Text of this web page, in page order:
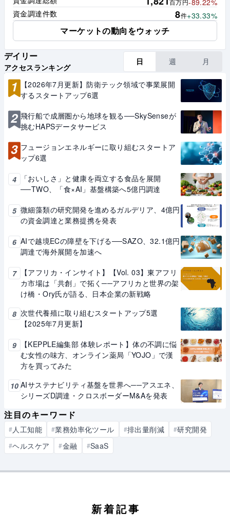
百万円-89.22%
資金調達件数
8件+33.33%
マーケットの動向をウォッチ
デイリー
アクセスランキング
日 週 月
1
【2026年7月更新】防衛テック領域で事業展開
するスタートアップ6選
2 飛行船で成層圏から地球を観る──SkySenseが
挑むHAPSデータサービス
3 フュージョンエネルギーに取り組むスタートア
ップ6選
4
「おいしさ」と健康を両立する食品を展開
──TWO、「食×AI」基盤構築へ5億円調達
5 微細藻類の研究開発を進めるガルデリア、4億円
の資金調達と業務提携を発表
6 AIで越境ECの障壁を下げる──SAZO、32.1億円
調達で海外展開を加速へ
7
【アフリカ・インサイト】【Vol. 03】東アフリ
カ市場は「共創」で拓く──アフリカと世界の架
け橋・Ory氏が語る、日本企業の新戦略
8 次世代養殖に取り組むスタートアップ5選
【2025年7月更新】
9
【KEPPLE編集部 体験レポート】体の不調に悩
む女性の味方、オンライン薬局「YOJO」で漢
方を買ってみた
10 AIサステナビリティ基盤を世界へ──アスエネ、
シリーズD調達・クロスボーダーM&Aを発表
注目のキーワード
#人工知能 #業務効率化ツール #排出量削減 #研究開発
#ヘルスケア #金融 #SaaS
新着記事